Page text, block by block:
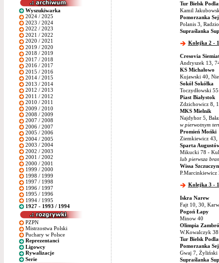
Wyszukiwarka
2024 / 2025
2023 / 2024
2022 / 2023
2021 / 2022
2020 / 2021
2019 / 2020
2018 / 2019
2017 / 2018
2016 / 2017
2015 / 2016
2014 / 2015
2013 / 2014
2012 / 2013
2011 / 2012
2010 / 2011
2009 / 2010
2008 / 2009
2007 / 2008
2006 / 2007
2005 / 2006
2004 / 2005
2003 / 2004
2002 / 2003
2001 / 2002
2000 / 2001
1999 / 2000
1998 / 1999
1997 / 1998
1996 / 1997
1995 / 1996
1994 / 1995
1927 - 1993 / 1994
PZPN
Mistrzostwa Polski
Puchary w Polsce
Reprezentanci
Ligowcy
Rywalizacje
Serie
Tur Bielsk
Kamil
Pomorzanka
Polanis 3,
Supraślanka
Kolejka 2 -
Cresovia
Andryszek 13,
KS Michałowo
Kujawski 40,
Sokół Sokółka
Toczydłowski
Piast Białystok
Zdzichowicz 8,
MKS Mielnik
Najdyhor 5,
w pierwotnym
Promień Mońki
Ziemkiewicz 43,
Sparta
Mikucki 78 -
lub pierwsza
Wissa Szczuczyn
P.Marcinkiewicz
Kolejka 3 -
Iskra Narew
Fajt 10, 30,
Pogoń Łapy
Minow 40
Olimpia
W.Kowalczyk
Tur Bielsk
Pomorzanka
Gwaj 7, Żyliński
Supraślanka